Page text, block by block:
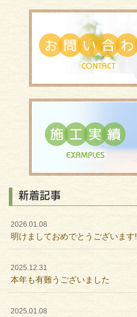
新着記事
2026.01.08
明けましておめでとうございます!
2025.12.31
本年も有難うございました
2025.01.08